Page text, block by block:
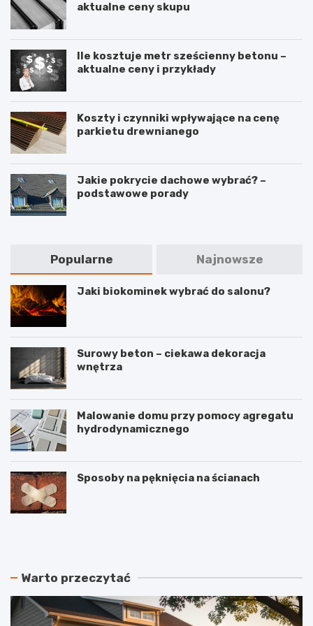
z
o
a
e
ż
y
e
i
u
ł
u
g
i
m
a
t
e
r
i
w
w
a
ó
w
k
i
i
p
o
r
a
d
y
aktualne ceny skupu
Ile kosztuje metr sześcienny betonu –
aktualne ceny i przykłady
Koszty i czynniki wpływające na cenę
parkietu drewnianego
Jakie pokrycie dachowe wybrać? –
podstawowe porady
Popularne Najnowsze
Jaki biokominek wybrać do salonu?
Surowy beton – ciekawa dekoracja
wnętrza
Malowanie domu przy pomocy agregatu
hydrodynamicznego
Sposoby na pęknięcia na ścianach
N
ń
z
y
C
k
p
e
Warto przeczytać